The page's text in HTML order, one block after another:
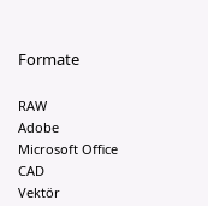
Formate
RAW
Adobe
Microsoft Office
CAD
Vektör